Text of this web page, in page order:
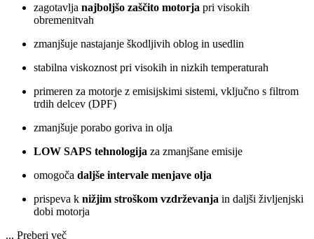
zagotavlja najboljšo zaščito motorja pri visokih
obremenitvah
zmanjšuje nastajanje škodljivih oblog in usedlin
stabilna viskoznost pri visokih in nizkih temperaturah
primeren za motorje z emisijskimi sistemi, vključno s filtrom
trdih delcev (DPF)
zmanjšuje porabo goriva in olja
LOW SAPS tehnologija za zmanjšane emisije
omogoča daljše intervale menjave olja
prispeva k nižjim stroškom vzdrževanja in daljši življenjski
dobi motorja
... Preberi več